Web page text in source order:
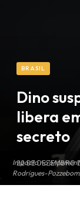
Impacto no
Rodrigues-
BRASIL
Dino
libera
secreto
22 DE DEZEMBRO